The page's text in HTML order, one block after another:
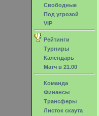
Свободные
Под угрозой
VIP
Рейтинги
Турниры
Календарь
Матч в 21.00
Команда
Финансы
Трансферы
Листок скаута